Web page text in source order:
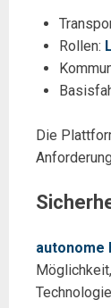
Rollen:
Die
autonome